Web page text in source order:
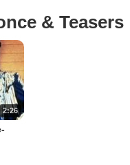
& Teasers
2:26